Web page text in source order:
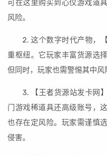
可在这里购买到心仪游戏道
风险。
2. 这个数字时代产物，
重枢纽。它玩家丰富货源选
但同时，玩家也需警惕其中风
3. 【王者货源站发卡网
门游戏稀道具还高级账号，
也存在定风险。玩家需谨慎
侵害。